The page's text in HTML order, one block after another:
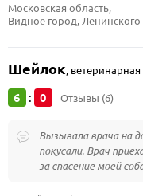
Московская область,
Видное город,
Шейлок,
6 : 0 Отзывы (6)
Вызывала врача на
покусали. Врач
за спасение моей